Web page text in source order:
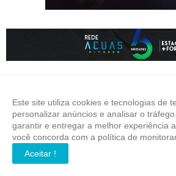
W3 NOTÍCIAS
Este site utiliza cookies e tecnologias de
personalizar anúncios e analisar o
garantir e entregar a melhor experiência
você concorda com a política de
Aceitar !